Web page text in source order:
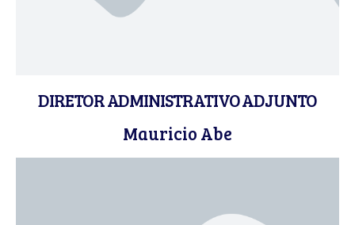
DIRETOR ADMINISTRATIVO ADJUNTO
Mauricio Abe